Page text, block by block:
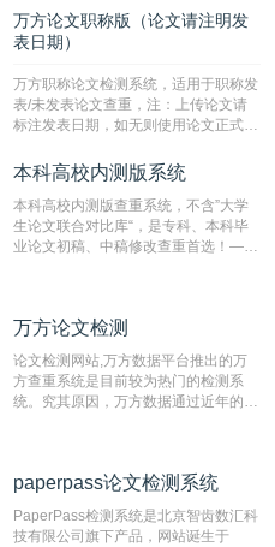
定院校！！！
万方论文职称版（论文请注明发
表日期）
万方职称论文检测系统，适用于职称发
表/未发表论文查重，注：上传论文请
标注发表日期，如无则使用论文正式发
成时间作为发表日期。
本科高校内测版系统
本科高校内测版查重系统，不含”大学
生论文联合对比库“，是专科、本科毕
业论文初稿、中稿修改查重首选！——
万方论文检测
论文检测网站,万方数据平台推出的万
方查重系统是目前较为热门的检测系
统。究其原因，万方数据通过近年的发
非。其次，相对于知网而言，万方检测
重的推荐系统。
paperpass论文检测系统
PaperPass检测系统是北京智齿数汇科
技有限公司旗下产品，网站诞生于